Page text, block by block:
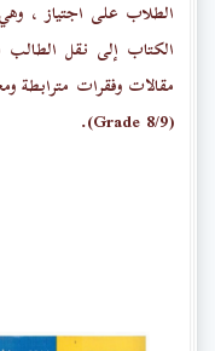
الطلاب على اجتياز ،
الكتاب إلى نقل الطالب
مقالات وفقرات مترابطة
(Grade 8/9).